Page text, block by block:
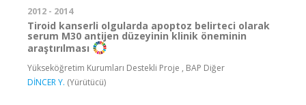
2012 - 2014
Tiroid kanserli olgularda apoptoz belirteci olarak
serum M30 antijen düzeyinin klinik öneminin
araştırılması
Yükseköğretim Kurumları Destekli Proje , BAP Diğer
DİNCER Y. (Yürütücü)